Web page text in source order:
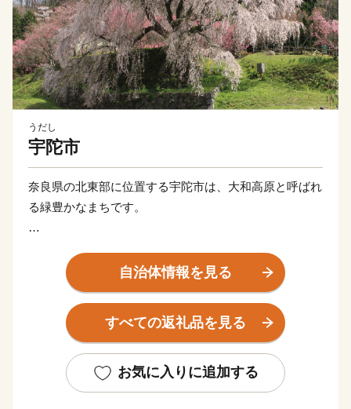
うだし
宇陀市
奈良県の北東部に位置する宇陀市は、大和高原と呼ばれ
る緑豊かなまちです。
麻呂が魅了されたかぎろひ、水の分配を司る水分神社な
ど、歴史と自然が暮らしの中に息づいています。また、
伊勢本街道の宿場町として栄え、当時のにぎわいぶりを
伝える街並みは、古の旅人の思いを今も伝えています。
平成18年1月の合併によって「宇陀市」となってから
は、日々新たな歴史を刻んでいます。
自治体情報を見る
すべての返礼品を見る
お気に入りに追加する